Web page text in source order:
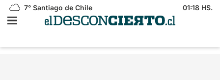
7° Santiago de Chile 01:18 HS.